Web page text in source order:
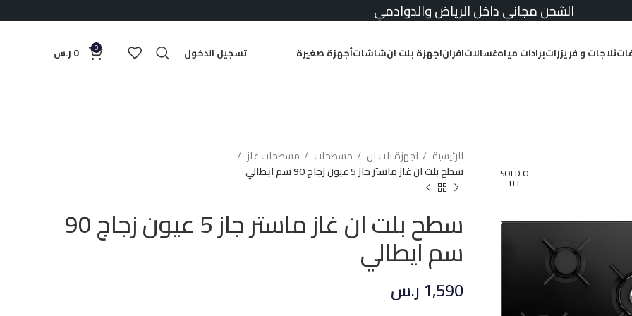
الشحن مجاني داخل الرياض والدوادمي
ثلاجات و فريزراتبرادات مياهغسالاتافراناجهزة بلت انشاشاتأجهزة صغيرة تسجيل الدخول 0
0 ر.س
SOLD O
UT
الرئيسية اجهزة بلت ان مسطحات
مسطحات غاز
سطح بلت ان غاز ماستر جاز 5 عيون زجاج 90 سم ايطالي
سطح بلت ان غاز ماستر جاز 5 عيون زجاج 90
سم ايطالي
1,590ر.س